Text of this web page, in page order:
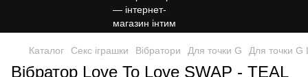
Каталог Секс іграшки Вібратори Для точки G Для точки G
Вібратор Love To Love SWAP - TEAL